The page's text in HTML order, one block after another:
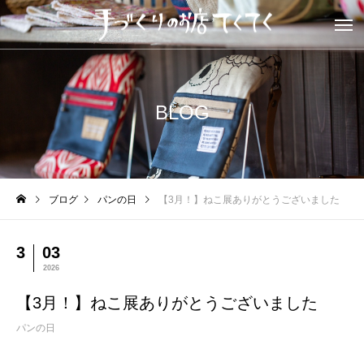
BLOG
ブログ パンの日 【3月！】ねこ展ありがとうございました
3 03
2026
【3月！】ねこ展ありがとうございました
パンの日